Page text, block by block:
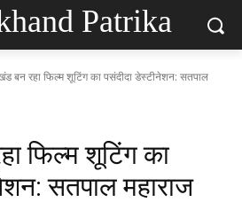
Patrika
बन रहा फिल्म शूटिंग का पसंदीदा डेस्टीनेशन: सतपाल
फिल्म शूटिंग का
सतपाल महाराज